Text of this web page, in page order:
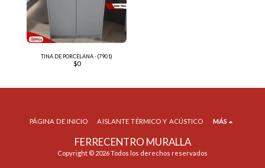
TINA DE PORCELANA - (7901)
$0
FERRECENTRO MURALLA
Copyright © 2026 Todos los derechos reservados
PÁGINA DE INICIO AISLANTE TÉRMICO Y ACÚSTICO MÁS